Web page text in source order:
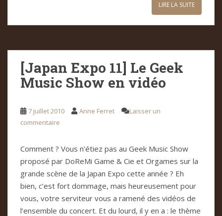
LIRE LA SUITE
[Japan Expo 11] Le Geek
Music Show en vidéo
7 juillet 2010 Anne Ferret
Laisser un
commentaire
Com­ment ? Vous n’étiez pas au Geek Music Show
pro­posé par DoReMi Game & Cie et Orga­mes sur la
grande scène de la Japan Expo cette année ? Eh
bien, c’est fort dom­mage, mais heu­reu­se­ment pour
vous, votre ser­vi­teur vous a ramené des vidéos de
l’ensem­ble du con­cert. Et du lourd, il y en a : le thème